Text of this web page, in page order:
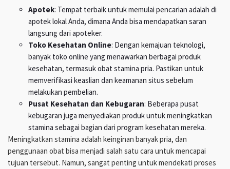
Apotek: Tempat terbaik untuk memulai pencarian adalah di
apotek lokal Anda, dimana Anda bisa mendapatkan saran
langsung dari apoteker.
Toko Kesehatan Online: Dengan kemajuan teknologi,
banyak toko online yang menawarkan berbagai produk
kesehatan, termasuk obat stamina pria. Pastikan untuk
memverifikasi keaslian dan keamanan situs sebelum
melakukan pembelian.
Pusat Kesehatan dan Kebugaran: Beberapa pusat
kebugaran juga menyediakan produk untuk meningkatkan
stamina sebagai bagian dari program kesehatan mereka.
Meningkatkan stamina adalah keinginan banyak pria, dan
penggunaan obat bisa menjadi salah satu cara untuk mencapai
tujuan tersebut. Namun, sangat penting untuk mendekati proses